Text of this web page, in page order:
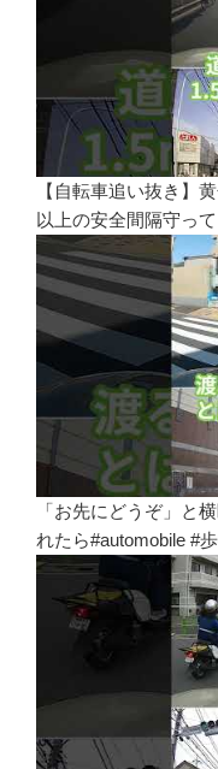
【自転車追い抜き】
以上の安全間隔守っ
「お先にどうぞ」と
れたら#automobile #